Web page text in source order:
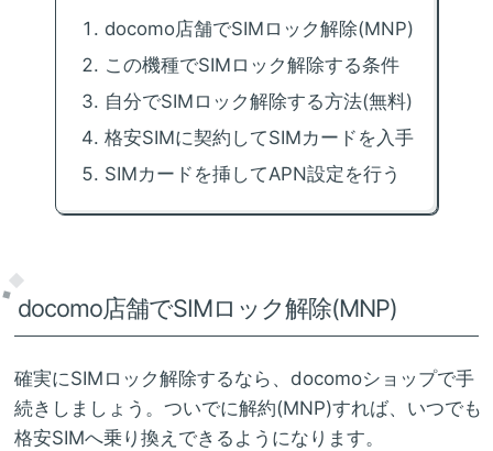
docomo店舗でSIMロック解除(MNP)
この機種でSIMロック解除する条件
自分でSIMロック解除する方法(無料)
格安SIMに契約してSIMカードを入手
SIMカードを挿してAPN設定を行う
docomo店舗でSIMロック解除(MNP)
確実にSIMロック解除するなら、docomoショップで手
続きしましょう。ついでに解約(MNP)すれば、いつでも
格安SIMへ乗り換えできるようになります。